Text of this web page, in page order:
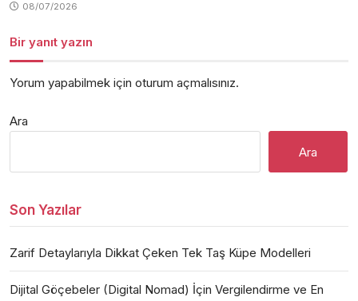
08/07/2026
Bir yanıt yazın
Yorum yapabilmek için oturum açmalısınız.
Ara
Ara
Son Yazılar
Zarif Detaylarıyla Dikkat Çeken Tek Taş Küpe Modelleri
Dijital Göçebeler (Digital Nomad) İçin Vergilendirme ve En